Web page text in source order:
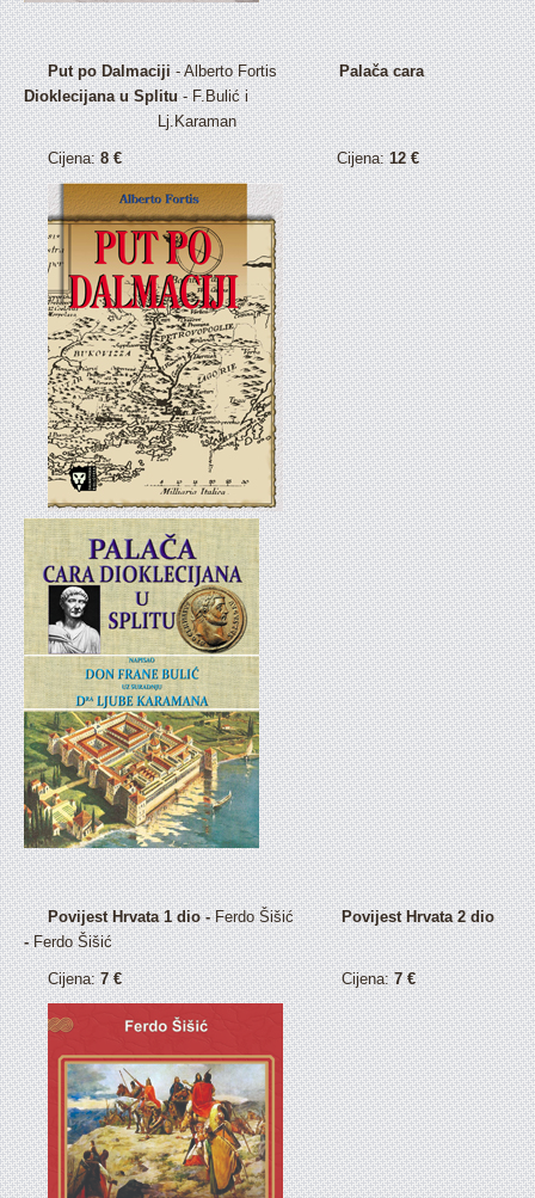
Put po Dalmaciji- Alberto FortisPalača cara
Dioklecijana u Splitu- F.Bulić i
Lj.Karaman
Cijena:8 €Cijena:12 €
Povijest Hrvata 1 dio -Ferdo ŠišićPovijest Hrvata 2 dio
-Ferdo Šišić
Cijena:7 €Cijena:7 €